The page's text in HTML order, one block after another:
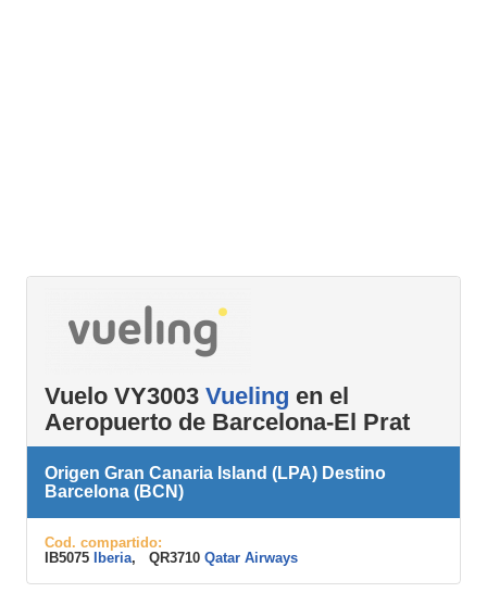
Vuelo VY3003 Vueling en el
Aeropuerto de Barcelona-El Prat
Origen Gran Canaria Island (LPA) Destino
Barcelona (BCN)
Cod. compartido:
IB5075
Iberia, QR3710 Qatar Airways